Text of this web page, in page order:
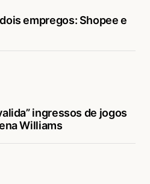
empregos: Shopee e
ingressos de jogos
Williams